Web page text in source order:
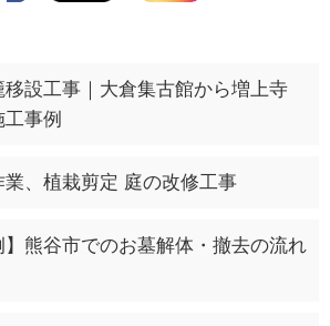
設工事｜大倉集古館から増上寺
事例
、植栽剪定 庭の改修工事
】熊谷市でのお墓解体・撤去の流れ